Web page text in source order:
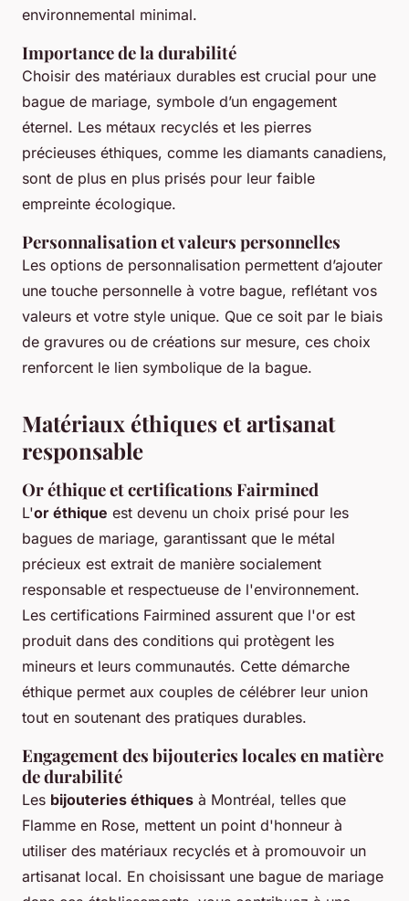
environnemental minimal.
Importance de la durabilité
Choisir des matériaux durables est crucial pour une
bague de mariage, symbole d’un engagement
éternel. Les métaux recyclés et les pierres
précieuses éthiques, comme les diamants canadiens,
sont de plus en plus prisés pour leur faible
empreinte écologique.
Personnalisation et valeurs personnelles
Les options de personnalisation permettent d’ajouter
une touche personnelle à votre bague, reflétant vos
valeurs et votre style unique. Que ce soit par le biais
de gravures ou de créations sur mesure, ces choix
renforcent le lien symbolique de la bague.
Matériaux éthiques et artisanat
responsable
Or éthique et certifications Fairmined
L'or éthique est devenu un choix prisé pour les
bagues de mariage, garantissant que le métal
précieux est extrait de manière socialement
responsable et respectueuse de l'environnement.
Les certifications Fairmined assurent que l'or est
produit dans des conditions qui protègent les
mineurs et leurs communautés. Cette démarche
éthique permet aux couples de célébrer leur union
tout en soutenant des pratiques durables.
Engagement des bijouteries locales en matière
de durabilité
Les bijouteries éthiques à Montréal, telles que
Flamme en Rose, mettent un point d'honneur à
utiliser des matériaux recyclés et à promouvoir un
artisanat local. En choisissant une bague de mariage